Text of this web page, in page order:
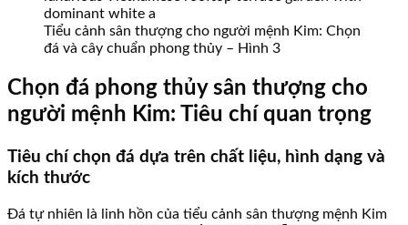
Tiểu cảnh sân thượng cho người mệnh Kim: Chọn
đá và cây chuẩn phong thủy – Hình 3
Chọn đá phong thủy sân thượng cho
người mệnh Kim: Tiêu chí quan trọng
Tiêu chí chọn đá dựa trên chất liệu, hình dạng và
kích thước
Đá tự nhiên là linh hồn của tiểu cảnh sân thượng mệnh Kim